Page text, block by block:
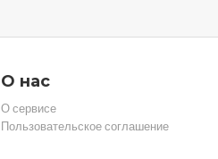
О нас
О сервисе
Пользовательское соглашение